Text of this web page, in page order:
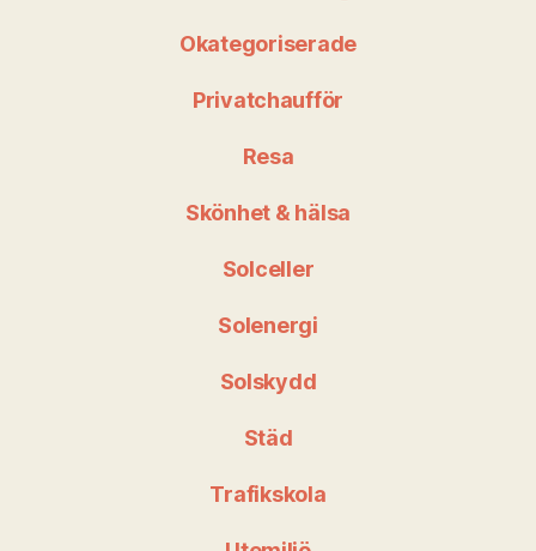
Okategoriserade
Privatchaufför
Resa
Skönhet & hälsa
Solceller
Solenergi
Solskydd
Städ
Trafikskola